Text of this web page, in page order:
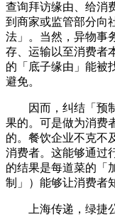
查询拜访缘由、给消
到商家或监管部分向
法」。当然，异物事
存、运输以至消费者
的「底子缘由」能被
避免。
因而，纠结「预制
果的。可是做为消费
的。餐饮企业不克不
消费者。这能够通过
的结果是每道菜的「
制」）能够让消费者
上海传递，绿捷公